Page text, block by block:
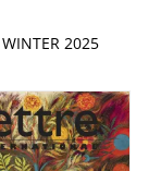
WINTER 2025